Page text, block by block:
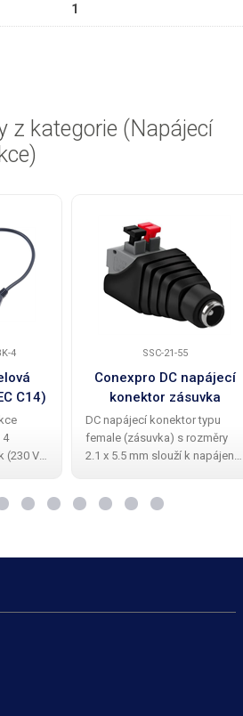
1
z kategorie (Napájecí
4
C14)
4
(230 V
SSC-21-55
Conexpro DC napájecí
konektor zásuvka
2.1x5.5 mm s pružinovou
svorkou
DC napájecí konektor typu
female (zásuvka) s rozměry
2.1 x 5.5 mm slouží k napájení
apod., která jsou opatřena